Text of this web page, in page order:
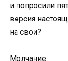
и попросили
версия
на свои?
Молчание.